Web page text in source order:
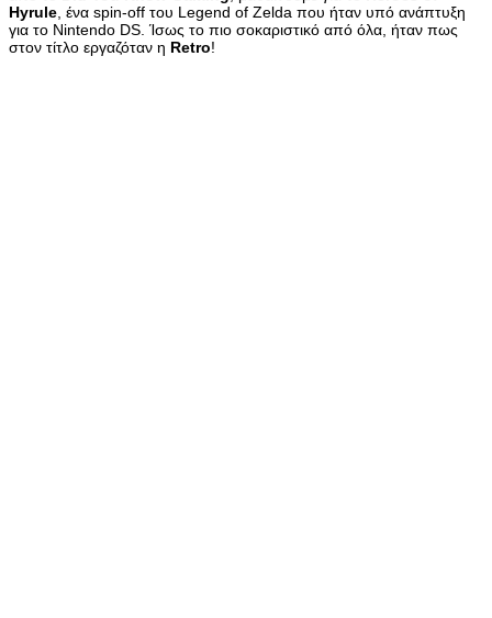
Hyrule , ένα spin-off του Legend of Zelda που ήταν υπό ανάπτυξη
για το Nintendo DS. Ίσως το πιο σοκαριστικό από όλα, ήταν πως
στον τίτλο εργαζόταν η Retro!